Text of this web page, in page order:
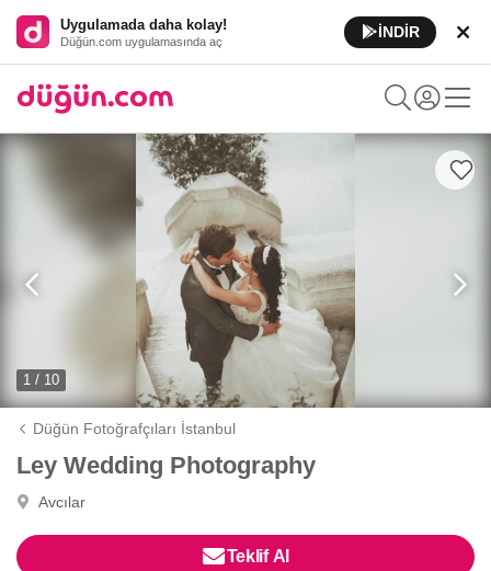
Uygulamada daha kolay!
Düğün.com uygulamasında aç
İNDİR
1 / 10
Düğün Fotoğrafçıları İstanbul
Ley Wedding Photography
Avcılar
Teklif Al